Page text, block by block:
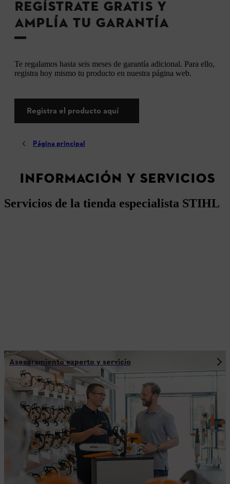
REGÍSTRATE GRATIS Y
AMPLÍA TU GARANTÍA
Te regalamos hasta seis meses de garantía adicional. Para ello,
registra hoy mismo tu producto en nuestra página web.
Registra el producto aquí
Página principal
INFORMACIÓN Y SERVICIOS
Servicios de la tienda especialista STIHL
Asesoramiento experto y servicio